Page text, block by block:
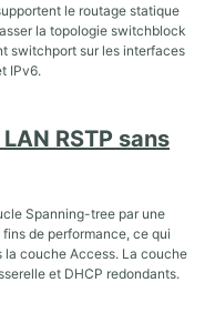
le routage statique
la topologie switchblock
switchport sur les interfaces
IPv6.
RSTP sans
Spanning-tree par une
de performance, ce qui
la couche Access. La couche
et DHCP redondants.